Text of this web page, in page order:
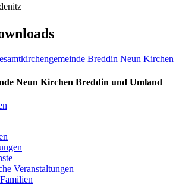
Breddin Neun
Neun Kirchen Breddin und Umland
Veranstaltungen